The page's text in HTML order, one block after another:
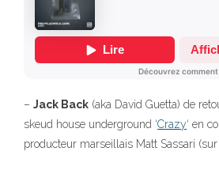
– Jack Back (aka David Guetta) de
skeud house underground ‘Crazy‘ en
producteur marseillais Matt Sassari (sur